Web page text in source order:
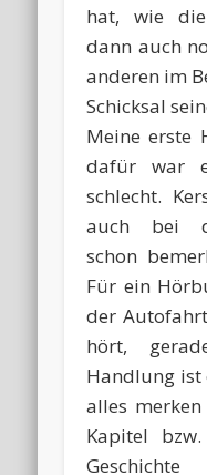
hat, wie
dann auch
anderen im
Schicksal
Meine erste
dafür war
schlecht.
auch bei
schon
Für ein
der
hört,
Handlung ist
alles
Kapitel